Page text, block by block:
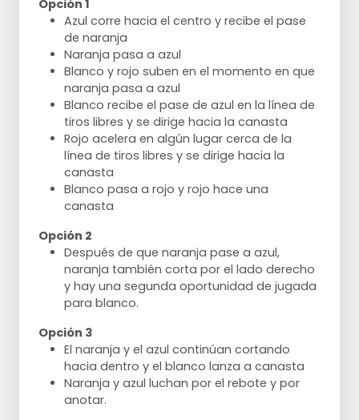
Opción 1
Azul corre hacia el centro y recibe el pase
de naranja
Naranja pasa a azul
Blanco y rojo suben en el momento en que
naranja pasa a azul
Blanco recibe el pase de azul en la línea de
tiros libres y se dirige hacia la canasta
Rojo acelera en algún lugar cerca de la
línea de tiros libres y se dirige hacia la
canasta
Blanco pasa a rojo y rojo hace una
canasta
Opción 2
Después de que naranja pase a azul,
naranja también corta por el lado derecho
y hay una segunda oportunidad de jugada
para blanco.
Opción 3
El naranja y el azul continúan cortando
hacia dentro y el blanco lanza a canasta
Naranja y azul luchan por el rebote y por
anotar.